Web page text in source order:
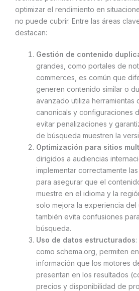
optimizar el rendimiento en
no puede cubrir. Entre las áreas
destacan:
Gestión de contenido
grandes, como portales de
commerces, es común que
generen contenido similar o
avanzado utiliza herramientas
canonicals y configuraciones
evitar penalizaciones y
de búsqueda muestren la
Optimización para sitios
dirigidos a audiencias
implementar correctamente
para asegurar que el
muestre en el idioma y la
solo mejora la experiencia del
también evita confusiones
búsqueda.
Uso de datos estructurados
como schema.org, permiten
información que los motores
presentan en los resultados
precios y disponibilidad de